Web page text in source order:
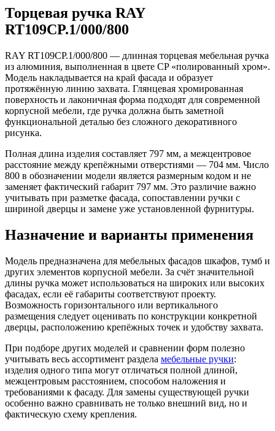
Торцевая ручка RAY
RT109CP.1/000/800
RAY RT109CP.1/000/800 — длинная торцевая мебельная ручка
из алюминия, выполненная в цвете CP «полированный хром».
Модель накладывается на край фасада и образует
протяжённую линию захвата. Глянцевая хромированная
поверхность и лаконичная форма подходят для современной
корпусной мебели, где ручка должна быть заметной
функциональной деталью без сложного декоративного
рисунка.
Полная длина изделия составляет 797 мм, а межцентровое
расстояние между крепёжными отверстиями — 704 мм. Число
800 в обозначении модели является размерным кодом и не
заменяет фактический габарит 797 мм. Это различие важно
учитывать при разметке фасада, сопоставлении ручки с
шириной дверцы и замене уже установленной фурнитуры.
Назначение и варианты применения
Модель предназначена для мебельных фасадов шкафов, тумб и
других элементов корпусной мебели. За счёт значительной
длины ручка может использоваться на широких или высоких
фасадах, если её габариты соответствуют проекту.
Возможность горизонтального или вертикального
размещения следует оценивать по конструкции конкретной
дверцы, расположению крепёжных точек и удобству захвата.
При подборе других моделей и сравнении форм полезно
учитывать весь ассортимент раздела мебельные ручки:
изделия одного типа могут отличаться полной длиной,
межцентровым расстоянием, способом наложения и
требованиями к фасаду. Для замены существующей ручки
особенно важно сравнивать не только внешний вид, но и
фактическую схему крепления.